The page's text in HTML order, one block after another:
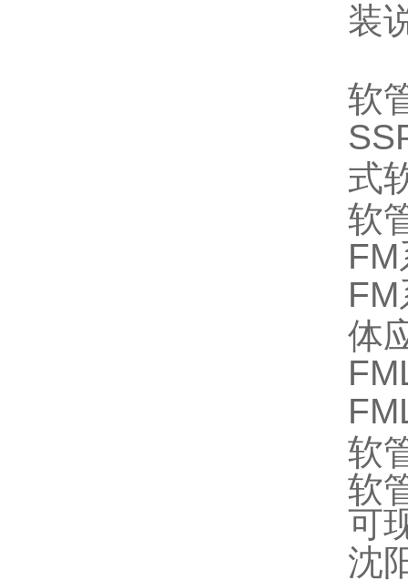
装
软
式
软
体
软
软
可
沈